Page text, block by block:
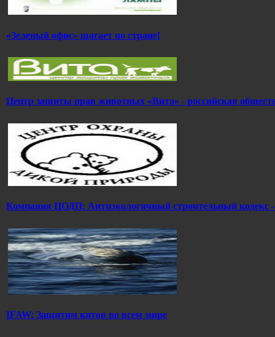
«Зеленый офис» шагает по стране!
Центр защиты прав животных «Вита» - российская
Компания ЦОДП: Антиэкологичный строительный кодекс
IFAW: Защитим китов во всем мире